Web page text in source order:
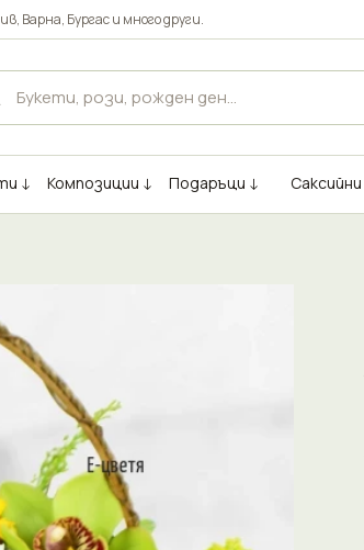
, Варна, Бургаси много други.
↓ Композиции ↓ Подаръци ↓ Саксийни